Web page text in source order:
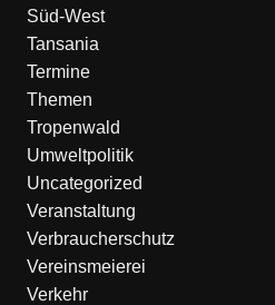
Süd-West
Tansania
Termine
Themen
Tropenwald
Umweltpolitik
Uncategorized
Veranstaltung
Verbraucherschutz
Vereinsmeierei
Verkehr